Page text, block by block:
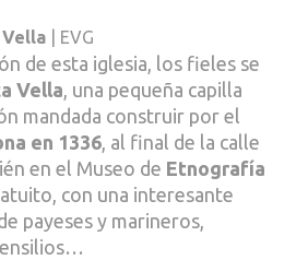
Vella | EVG
de esta iglesia, los fieles se
Vella, una pequeña capilla
mandada construir por el
en 1336, al final de la calle
en el Museo de Etnografía
con una interesante
payeses y marineros,